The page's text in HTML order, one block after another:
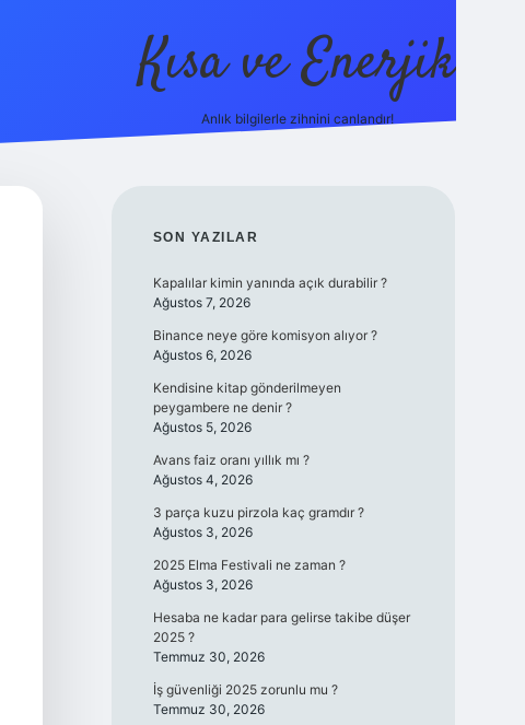
Kısa ve Enerjik
Anlık bilgilerle zihnini canlandır!
SIDEBAR
SON YAZILAR
Kapalılar kimin yanında açık durabilir ?
Ağustos 7, 2026
Binance neye göre komisyon alıyor ?
Ağustos 6, 2026
Kendisine kitap gönderilmeyen
peygambere ne denir ?
Ağustos 5, 2026
Avans faiz oranı yıllık mı ?
Ağustos 4, 2026
3 parça kuzu pirzola kaç gramdır ?
Ağustos 3, 2026
2025 Elma Festivali ne zaman ?
Ağustos 3, 2026
Hesaba ne kadar para gelirse takibe düşer
2025 ?
Temmuz 30, 2026
İş güvenliği 2025 zorunlu mu ?
Temmuz 30, 2026